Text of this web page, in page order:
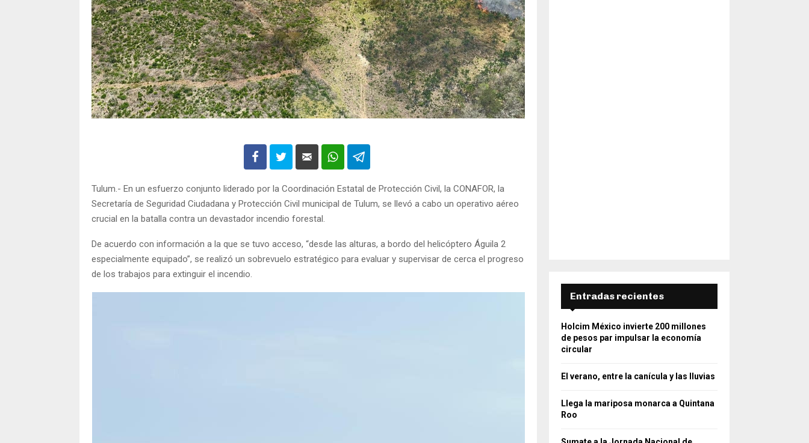
Tulum.- En un esfuerzo conjunto liderado por la Coordinación Estatal de Protección Civil, la CONAFOR, la
Secretaría de Seguridad Ciudadana y Protección Civil municipal de Tulum, se llevó a cabo un operativo aéreo
crucial en la batalla contra un devastador incendio forestal.
De acuerdo con información a la que se tuvo acceso, “desde las alturas, a bordo del helicóptero Águila 2
especialmente equipado”, se realizó un sobrevuelo estratégico para evaluar y supervisar de cerca el progreso
de los trabajos para extinguir el incendio.
Entradas recientes
Holcim México invierte 200 millones
de pesos par impulsar la economía
circular
El verano, entre la canícula y las lluvias
Llega la mariposa monarca a Quintana
Roo